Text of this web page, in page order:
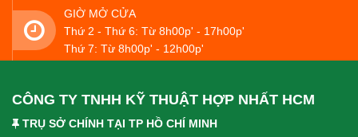
GIỜ MỞ CỬA
Thứ 2 - Thứ 6: Từ 8h00p' - 17h00p'
Thứ 7: Từ 8h00p' - 12h00p'
CÔNG TY TNHH KỸ THUẬT HỢP NHẤT HCM
TRỤ SỞ CHÍNH TẠI TP HỒ CHÍ MINH